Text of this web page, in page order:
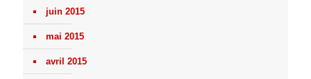
juin 2015
mai 2015
avril 2015